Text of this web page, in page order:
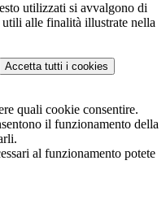
utilizzati si avvalgono di
alle finalità illustrate nella
Accetta tutti i cookies
quali cookie consentire.
il funzionamento della
al funzionamento potete